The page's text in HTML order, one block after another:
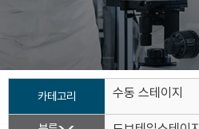
카테고리 수동 스테이지